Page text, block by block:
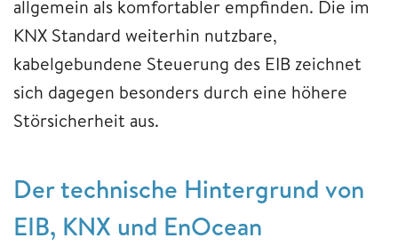
allgemein als komfortabler empfinden. Die im
KNX Standard weiterhin nutzbare,
kabelgebundene Steuerung des EIB zeichnet
sich dagegen besonders durch eine höhere
Störsicherheit aus.
Der technische Hintergrund von
EIB, KNX und EnOcean